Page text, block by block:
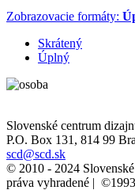
Zobrazovacie formáty:
Skrátený
Úplný
Slovenské centrum
P.O. Box 131, 814 99
scd@scd.sk
© 2010 - 2024
práva vyhradené |